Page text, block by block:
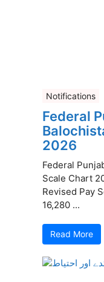
Notifications
Federal
2026
Federal
Scale Chart
Revised Pay
16,280 ...
Read More